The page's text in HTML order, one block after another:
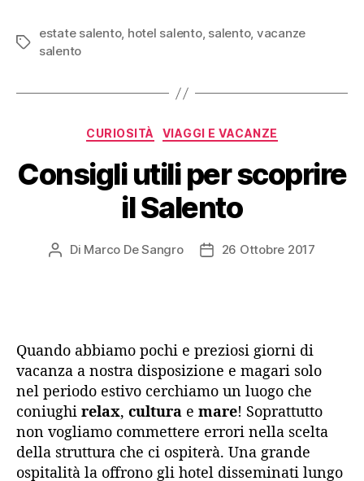
Tag
estate salento, hotel salento, salento, vacanze
salento
Categorie
CURIOSITÀ VIAGGI E VACANZE
Consigli utili per scoprire
il Salento
Autore
Di Marco De Sangro
Data26 Ottobre 2017
Quando abbiamo pochi e preziosi giorni di
vacanza a nostra disposizione e magari solo
nel periodo estivo cerchiamo un luogo che
coniughi relax, cultura e mare! Soprattutto
non vogliamo commettere errori nella scelta
della struttura che ci ospiterà. Una grande
ospitalità la offrono gli hotel disseminati lungo